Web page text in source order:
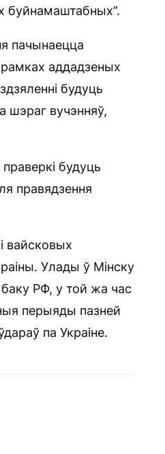
буйнамаштабных”.
пачынаецца
рамках аддадзеных
будуць
шэраг вучэнняў,
будуць
правядзення
вайсковых
Улады ў Мінску
РФ, у той жа час
перыяды пазней
па Украіне.